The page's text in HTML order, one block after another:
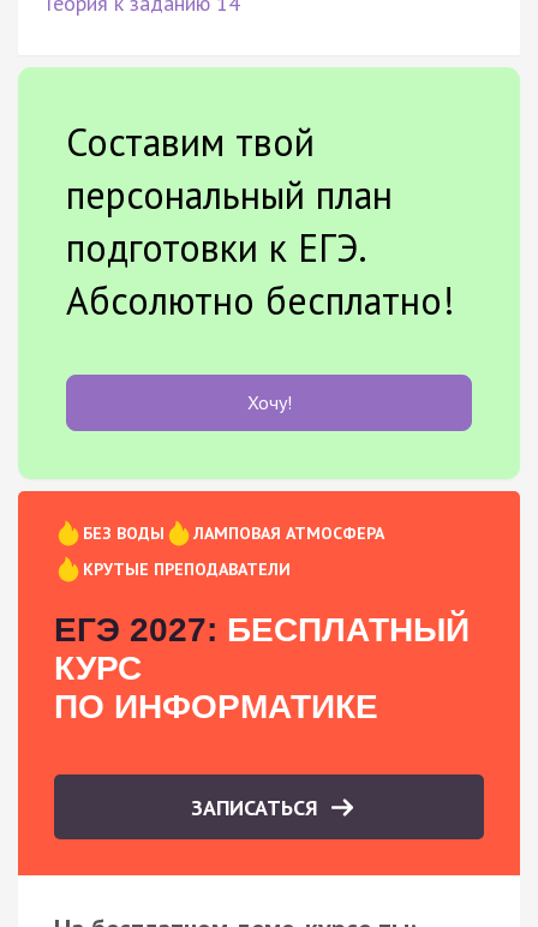
Составим твой
персональный план
подготовки к ЕГЭ.
Абсолютно бесплатно!
Хочу!
БЕЗ ВОДЫ
ЛАМПОВАЯ АТМОСФЕРА
КРУТЫЕ ПРЕПОДАВАТЕЛИ
ЕГЭ 2027: БЕСПЛАТНЫЙ
КУРС
ПО ИНФОРМАТИКЕ
ЗАПИСАТЬСЯ